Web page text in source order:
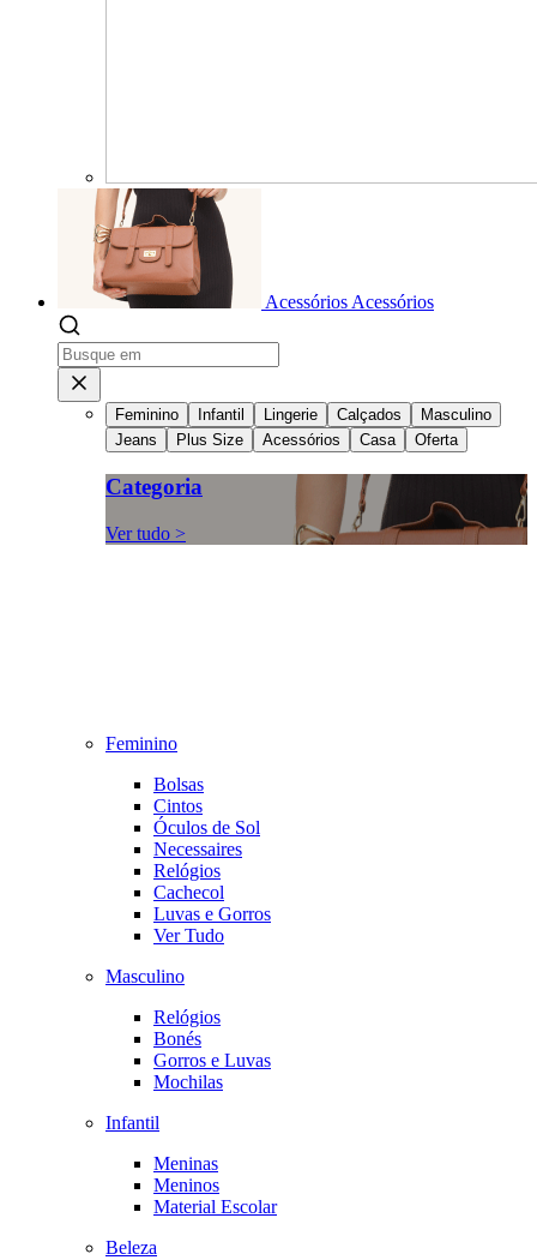
Acessórios Acessórios
Feminino Infantil Lingerie Calçados
Masculino
Jeans
Plus Size Acessórios Casa Oferta
Categoria
Ver tudo >
Feminino
Bolsas
Cintos
Óculos de Sol
Necessaires
Relógios
Cachecol
Luvas e Gorros
Ver Tudo
Masculino
Relógios
Bonés
Gorros e Luvas
Mochilas
Infantil
Meninas
Meninos
Material Escolar
Beleza